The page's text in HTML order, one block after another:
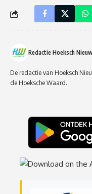
Redactie Hoeksch
De redactie van Hoeksch
de Hoeksche Waard.